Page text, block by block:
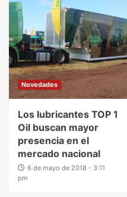
Novedades
Los lubricantes TOP 1
Oil buscan mayor
presencia en el
mercado nacional
6 de mayo de 2018 - 3:11
pm